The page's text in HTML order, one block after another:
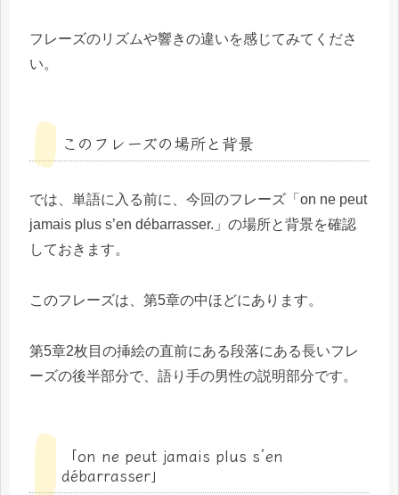
フレーズのリズムや響きの違いを感じてみてくださ
い。
このフレーズの場所と背景
では、単語に入る前に、今回のフレーズ「on ne peut
jamais plus s’en débarrasser.」の場所と背景を確認
しておきます。
このフレーズは、第5章の中ほどにあります。
第5章2枚目の挿絵の直前にある段落にある長いフレ
ーズの後半部分で、語り手の男性の説明部分です。
「on ne peut jamais plus s’en
débarrasser」